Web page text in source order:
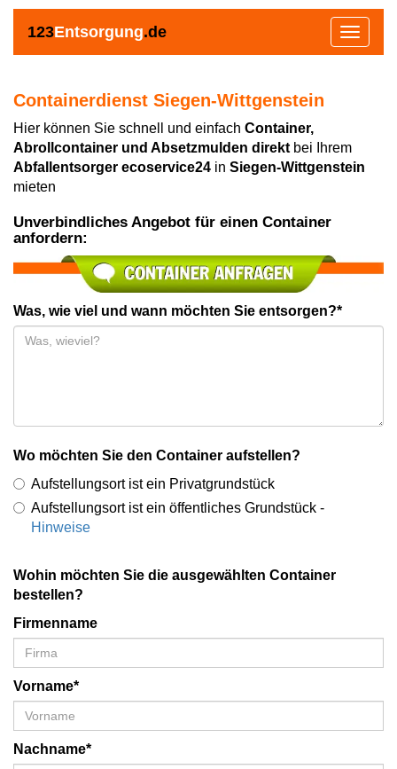
123Entsorgung.de
Toggle
Containerdienst Siegen-Wittgenstein
Hier können Sie schnell und einfach Container,
Abrollcontainer und Absetzmulden direkt bei Ihrem
Abfallentsorger ecoservice24 in Siegen-Wittgenstein
mieten
Unverbindliches Angebot für einen Container
anfordern:
Was, wie viel und wann möchten Sie entsorgen?*
Wo möchten Sie den Container aufstellen?
Aufstellungsort ist ein Privatgrundstück
Aufstellungsort ist ein öffentliches Grundstück -
Hinweise
Wohin möchten Sie die ausgewählten Container
bestellen?
Firmenname
Vorname*
Nachname*